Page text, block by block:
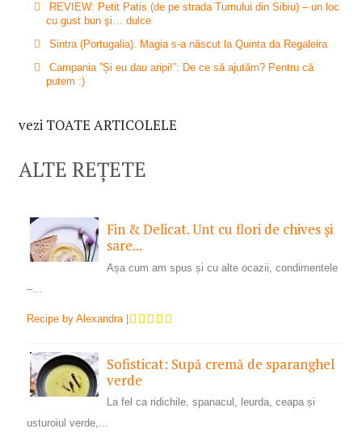
REVIEW: Petit Patis (de pe strada Turnului din Sibiu) – un loc
cu gust bun şi… dulce
Sintra (Portugalia). Magia s-a născut la Quinta da Regaleira
Campania ”Și eu dau aripi!”: De ce să ajutăm? Pentru că
putem :)
vezi TOATE ARTICOLELE
ALTE REȚETE
Fin & Delicat. Unt cu flori de chives și
sare...
Așa cum am spus și cu alte ocazii, condimentele
–...
Recipe by Alexandra|
Sofisticat: Supă cremă de sparanghel
verde
La fel ca ridichile, spanacul, leurda, ceapa și
usturoiul verde,...